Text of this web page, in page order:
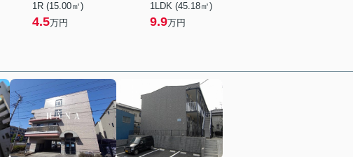
1R (15.00㎡)
4.5万円
1LDK (45.18㎡)
9.9万円